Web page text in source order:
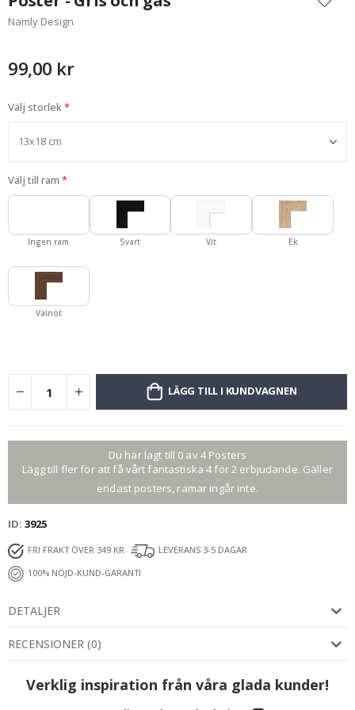
början
av
Namly Design
99,00 kr
Välj storlek
Välj till ram
Ingen ram Svart Vit Ek
Valnöt
LÄGG TILL I KUNDVAGNEN
Du har lagt till 0 av 4 Posters
Lägg till fler för att få vårt fantastiska 4 för 2 erbjudande. Gäller
endast posters, ramar ingår inte.
ID 3925
FRI FRAKT ÖVER 349 KR
LEVERANS 3-5 DAGAR
100% NÖJD-KUND-GARANTI
DETALJER
RECENSIONER (0)
Verklig inspiration från våra glada kunder!